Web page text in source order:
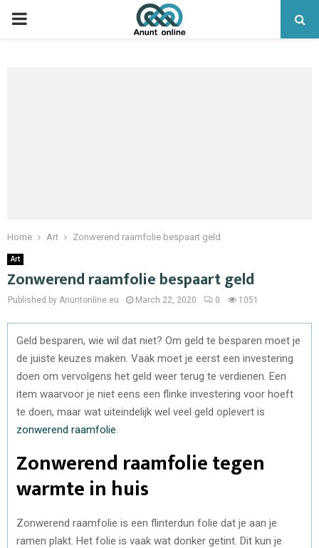
PRIMARY
Home Art Zonwerend raamfolie bespaart geld
Art
Zonwerend raamfolie bespaart geld
Published by Anuntonline.eu March 22, 2020 0 1051
Geld besparen, wie wil dat niet? Om geld te besparen moet je
de juiste keuzes maken. Vaak moet je eerst een investering
doen om vervolgens het geld weer terug te verdienen. Een
item waarvoor je niet eens een flinke investering voor hoeft
te doen, maar wat uiteindelijk wel veel geld oplevert is
zonwerend raamfolie
Zonwerend raamfolie tegen
warmte in huis
Zonwerend raamfolie is een flinterdun folie dat je aan je
ramen plakt. Het folie is vaak wat donker getint. Dit kun je